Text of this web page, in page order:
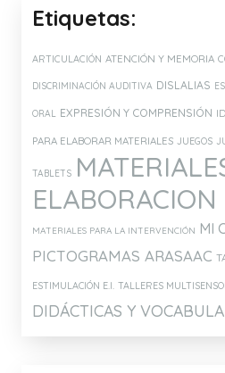
Etiquetas:
ARTICULACIÓN ATENCIÓN Y MEMORIA
DISCRIMINACIÓN AUDITIVA DISLALIAS
ORAL EXPRESIÓN Y COMPRENSIÓN
PARA ELABORAR MATERIALES JUEGOS
TABLETS
MATERIALES PARA LA INTERVENCIÓN MI
PICTOGRAMAS ARASAAC
ESTIMULACIÓN E.I. TALLERES
DIDÁCTICAS Y